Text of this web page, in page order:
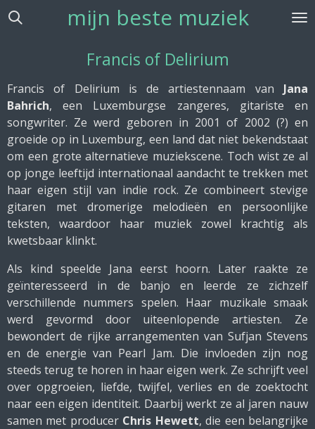
Ga
hoofdinhoud
mijn beste muziek
Francis of Delirium
Francis of Delirium is de artiestennaam van Jana
Bahrich, een Luxemburgse zangeres, gitariste en
songwriter. Ze werd geboren in 2001 of 2002 (?) en
groeide op in Luxemburg, een land dat niet bekendstaat
om een grote alternatieve muziekscene. Toch wist ze al
op jonge leeftijd internationaal aandacht te trekken met
haar eigen stijl van indie rock. Ze combineert stevige
gitaren met dromerige melodieën en persoonlijke
teksten, waardoor haar muziek zowel krachtig als
kwetsbaar klinkt.
Als kind speelde Jana eerst hoorn. Later raakte ze
geïnteresseerd in de banjo en leerde ze zichzelf
verschillende nummers spelen. Haar muzikale smaak
werd gevormd door uiteenlopende artiesten. Ze
bewondert de rijke arrangementen van Sufjan Stevens
en de energie van Pearl Jam. Die invloeden zijn nog
steeds terug te horen in haar eigen werk. Ze schrijft veel
over opgroeien, liefde, twijfel, verlies en de zoektocht
naar een eigen identiteit. Daarbij werkt ze al jaren nauw
samen met producer Chris Hewett, die een belangrijke